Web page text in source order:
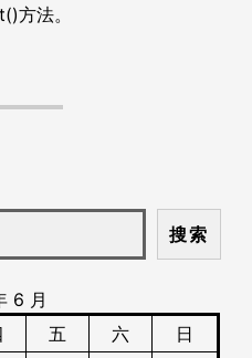
方法。
搜索
6 月
五 六
日